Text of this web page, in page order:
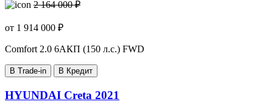
2 164 000 ₽
от 1 914 000 ₽
Comfort 2.0 6AКП (150 л.с.) FWD
В Trade-in В Кредит
HYUNDAI Creta 2021